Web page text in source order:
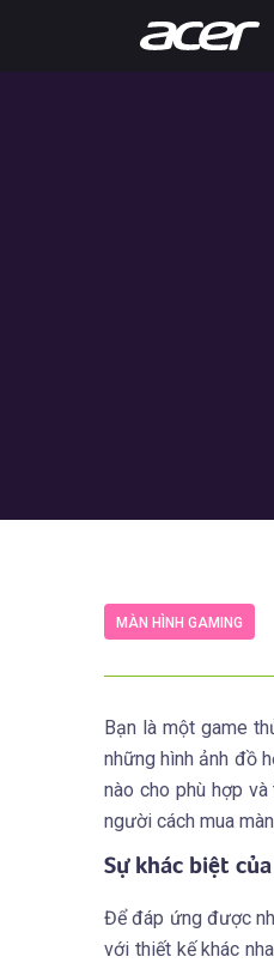
MÀN HÌNH GAMING
Bạn là một game
những hình ảnh đồ
nào cho phù hợp
người cách mua
Sự khác biệt
Để đáp ứng được
với thiết kế khác